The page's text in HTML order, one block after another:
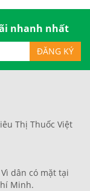
nhanh nhất
Thị Thuốc Việt
dân có mặt tại
Minh.